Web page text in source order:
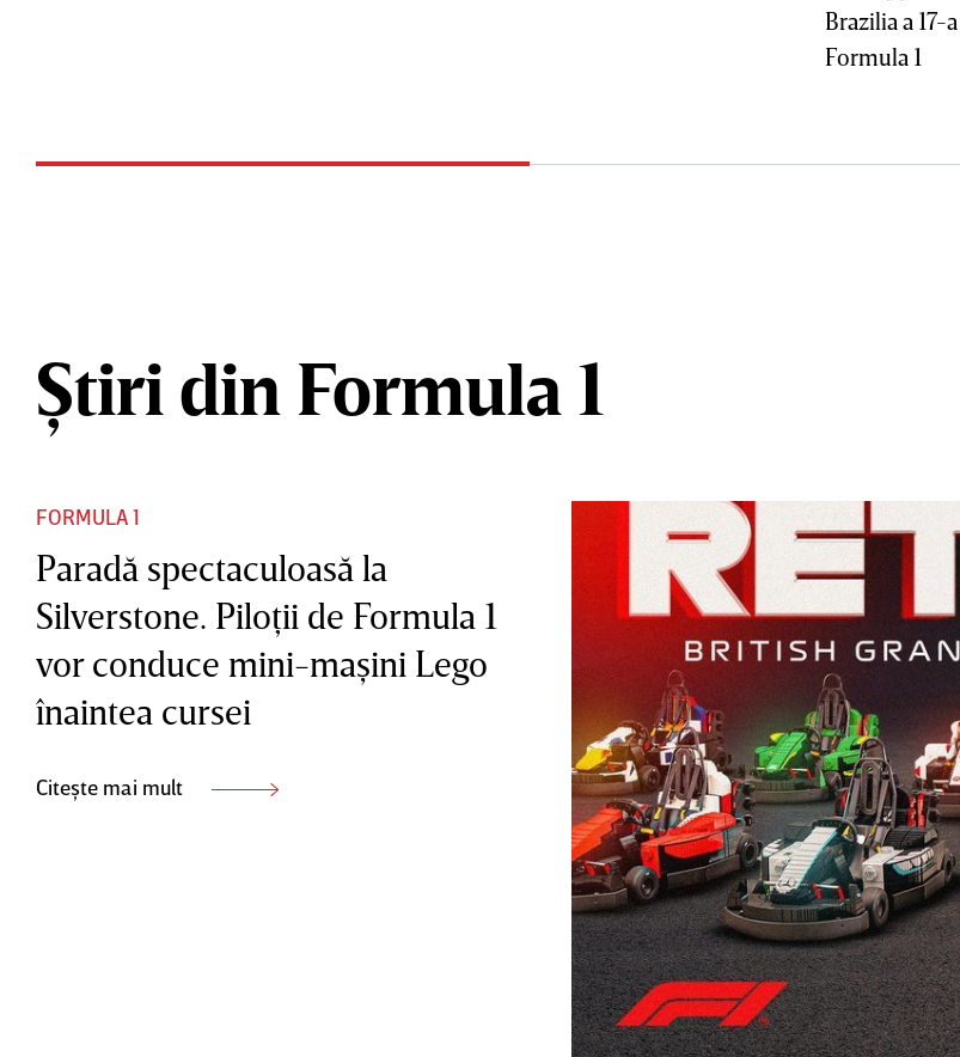
Brazilia a 17-
Formula 1
Știri din Formula 1
FORMULA 1
Paradă spectaculoasă la
Silverstone. Piloţii de Formula 1
vor conduce mini-maşini Lego
înaintea cursei
Citește mai mult